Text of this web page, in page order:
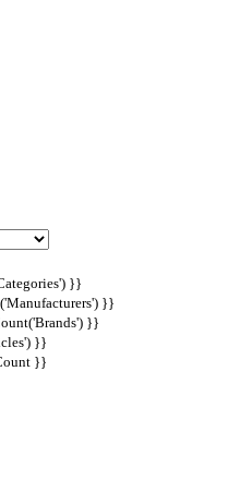
}}
}}
}}
}}
}}